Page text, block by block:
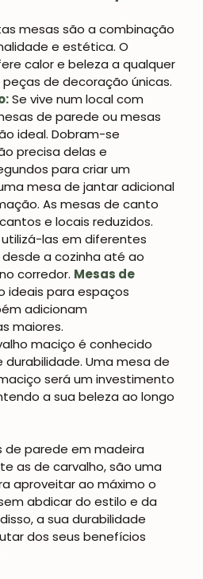
mesas são a combinação
e estética. O
calor e beleza a qualquer
de decoração únicas.
Se vive num local com
de parede ou mesas
ideal. Dobram-se
precisa delas e
para criar um
mesa de jantar adicional
As mesas de canto
e locais reduzidos.
las em diferentes
a cozinha até ao
corredor. Mesas de
ideais para espaços
adicionam
maiores.
maciço é conhecido
Uma mesa de
será um investimento
a sua beleza ao longo
de parede em madeira
as de carvalho, são uma
aproveitar ao máximo o
abdicar do estilo e da
a sua durabilidade
dos seus benefícios
À NOSSA
de desconto.
para subscritores.